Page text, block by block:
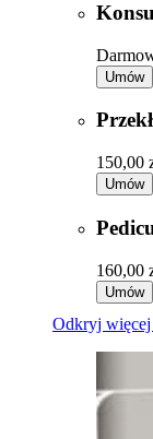
Umów
150,00
Umów
160,00
Umów
Odkryj więcej